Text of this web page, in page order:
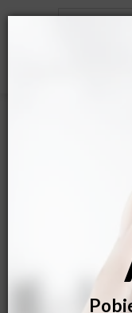
Jak zatrzymać